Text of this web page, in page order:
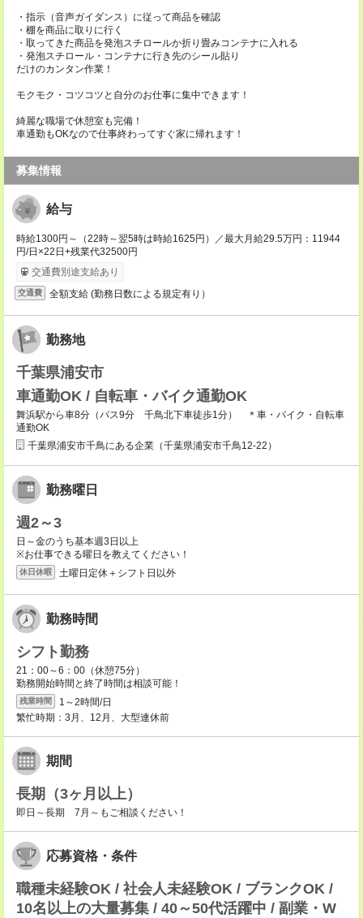
・指示（音声ガイダンス）に従って商品を確認
・棚を商品に取りに行く
・取ってきた商品を発泡スチロールか折り畳みコンテナに入れる
・発泡スチロール・コンテナに行き先のシール貼り
だけのカンタン作業！
モクモク・コツコツと自分のお仕事に集中できます！
綺麗な職場で休憩室も完備！
車通勤もOKなので仕事終わってすぐ家に帰れます！
募集情報
給与
時給1300円～（22時～翌5時は時給1625円）／最大月給29.5万円：11944
円/日×22日+残業代32500円
交通費別途支給あり
交通費 全額支給 (勤務日数による規定有り）
勤務地
千葉県浦安市
車通勤OK / 自転車・バイク通勤OK
舞浜駅から車8分（バス9分 千鳥北下車徒歩1分） ＊車・バイク・自転車
通勤OK
千葉県浦安市千鳥にある企業（千葉県浦安市千鳥12-22）
勤務曜日
週2～3
日～金のうち基本週3日以上
※お仕事できる曜日を教えてください！
休日休暇 土曜日定休＋シフト日以外
勤務時間
シフト勤務
21：00～6：00（休憩75分）
勤務開始時間と終了時間は相談可能！
残業時間
1～2時間/日
繁忙時期：3月、12月、大型連休前
期間
長期（3ヶ月以上）
即日～長期 7月～もご相談ください！
応募資格・条件
職種未経験OK / 社会人未経験OK / ブランクOK /
10名以上の大量募集 / 40～50代活躍中 / 副業・W